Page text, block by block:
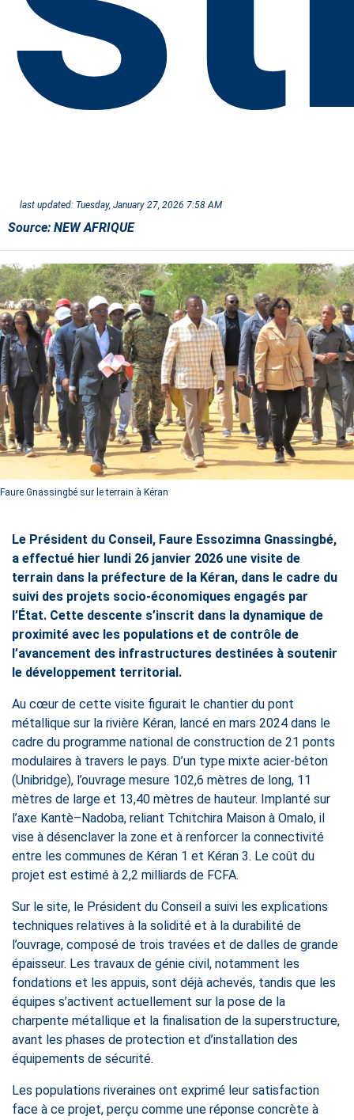
last updated: Tuesday, January 27, 2026 7:58 AM
Source: NEW AFRIQUE
Faure Gnassingbé sur le terrain à Kéran
Le Président du Conseil, Faure Essozimna Gnassingbé,
a effectué hier lundi 26 janvier 2026 une visite de
terrain dans la préfecture de la Kéran, dans le cadre du
suivi des projets socio-économiques engagés par
l’État. Cette descente s’inscrit dans la dynamique de
proximité avec les populations et de contrôle de
l’avancement des infrastructures destinées à soutenir
le développement territorial.
Au cœur de cette visite figurait le chantier du pont
métallique sur la rivière Kéran, lancé en mars 2024 dans le
cadre du programme national de construction de 21 ponts
modulaires à travers le pays. D’un type mixte acier-béton
(Unibridge), l’ouvrage mesure 102,6 mètres de long, 11
mètres de large et 13,40 mètres de hauteur. Implanté sur
l’axe Kantè–Nadoba, reliant Tchitchira Maison à Omalo, il
vise à désenclaver la zone et à renforcer la connectivité
entre les communes de Kéran 1 et Kéran 3. Le coût du
projet est estimé à 2,2 milliards de FCFA.
Sur le site, le Président du Conseil a suivi les explications
techniques relatives à la solidité et à la durabilité de
l’ouvrage, composé de trois travées et de dalles de grande
épaisseur. Les travaux de génie civil, notamment les
fondations et les appuis, sont déjà achevés, tandis que les
équipes s’activent actuellement sur la pose de la
charpente métallique et la finalisation de la superstructure,
avant les phases de protection et d’installation des
équipements de sécurité.
Les populations riveraines ont exprimé leur satisfaction
face à ce projet, perçu comme une réponse concrète à